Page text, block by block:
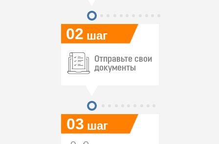
03
02 шаг
шаг
Отправьте свои
документы